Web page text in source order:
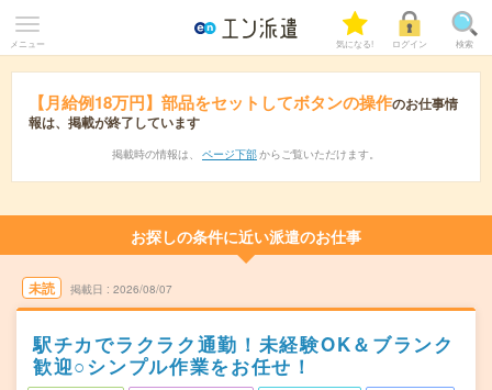
メニュー 気になる! ログイン 検索
【月給例18万円】部品をセットしてボタンの操作のお仕事情
報は、掲載が終了しています
掲載時の情報は、 ページ下部 からご覧いただけます。
お探しの条件に近い派遣のお仕事
未読 掲載日 2026/08/07
駅チカでラクラク通勤！未経験OK＆ブランク
歓迎○シンプル作業をお任せ！